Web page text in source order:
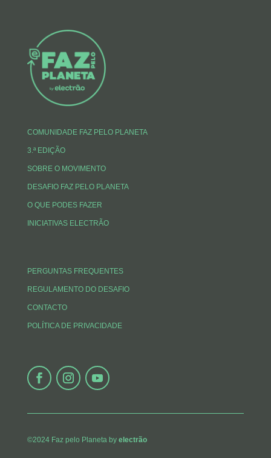
COMUNIDADE FAZ PELO PLANETA
3.ª EDIÇÃO
SOBRE O MOVIMENTO
DESAFIO FAZ PELO PLANETA
O QUE PODES FAZER
INICIATIVAS ELECTRÃO
PERGUNTAS FREQUENTES
REGULAMENTO DO DESAFIO
CONTACTO
POLÍTICA DE PRIVACIDADE
©2024 Faz pelo Planeta by electrão